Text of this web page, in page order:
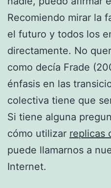
Recomiendo mirar la
el futuro y todos los
directamente. No
como decía Frade
énfasis en las
colectiva tiene que
Si tiene alguna
cómo utilizar replicas
puede llamarnos a
Internet.